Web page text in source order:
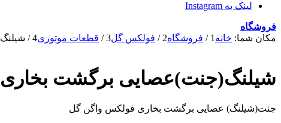
لینک به Instagram
فروشگاه
مکان شما: خانه 1
/ فروشگاه2
/ فولکس گل3
/ قطعات موتوری4
/
شیلنگ(جنت)عصایی برگشت
جنت(شیلنگ) عصایی برگشت بخاری فولکس واگن گل